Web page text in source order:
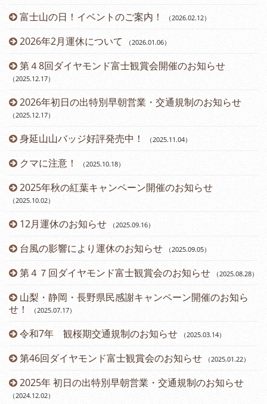
富士山の日！イベントのご案内！ （2026.02.12）
2026年2月運休について （2026.01.06）
第４8回ダイヤモンド富士観賞会開催のお知らせ
（2025.12.17）
2026年初日の出特別早朝営業・交通規制のお知らせ
（2025.12.17）
身延山山バッジ好評発売中！ （2025.11.04）
クマに注意！ （2025.10.18）
2025年秋の紅葉キャンペーン開催のお知らせ
（2025.10.02）
12月運休のお知らせ （2025.09.16）
台風の影響により運休のお知らせ （2025.09.05）
第４７回ダイヤモンド富士観賞会のお知らせ （2025.08.28）
山梨・静岡・長野県民感謝キャンペーン開催のお知ら
せ！
（2025.07.17）
令和7年 観桜期交通規制のお知らせ （2025.03.14）
第46回ダイヤモンド富士観賞会のお知らせ （2025.01.22）
2025年 初日の出特別早朝営業・交通規制のお知らせ
（2024.12.02）